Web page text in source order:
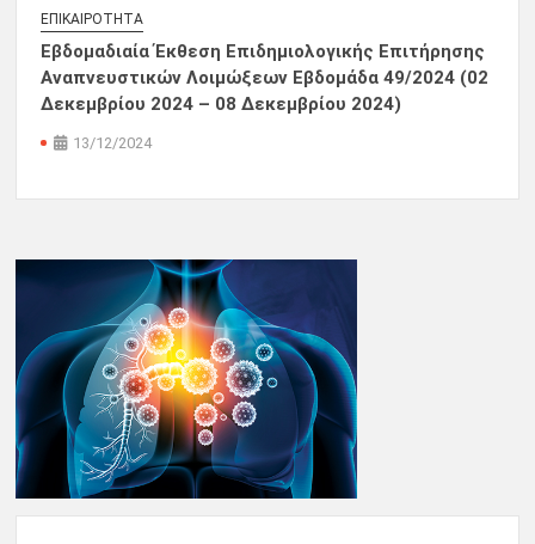
ΕΠΙΚΑΙΡΌΤΗΤΑ
Εβδομαδιαία Έκθεση Επιδημιολογικής Επιτήρησης
Αναπνευστικών Λοιμώξεων Εβδομάδα 49/2024 (02
Δεκεμβρίου 2024 – 08 Δεκεμβρίου 2024)
13/12/2024